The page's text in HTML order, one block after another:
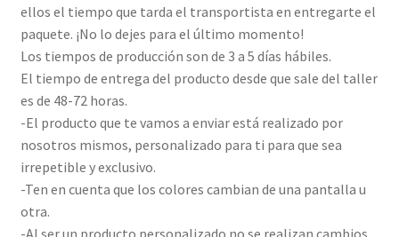
ellos el tiempo que tarda el transportista en entregarte el
paquete. ¡No lo dejes para el último momento!
Los tiempos de producción son de 3 a 5 días hábiles.
El tiempo de entrega del producto desde que sale del taller
es de 48-72 horas.
-El producto que te vamos a enviar está realizado por
nosotros mismos, personalizado para ti para que sea
irrepetible y exclusivo.
-Ten en cuenta que los colores cambian de una pantalla u
otra.